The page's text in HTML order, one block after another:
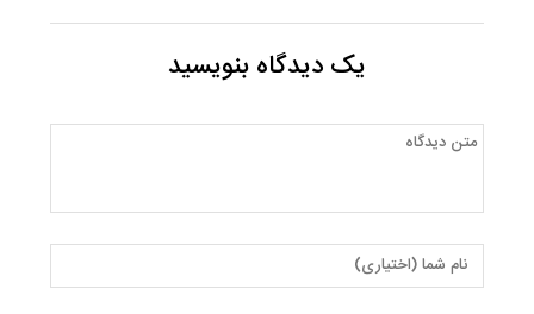
یک دیدگاه بنویسید